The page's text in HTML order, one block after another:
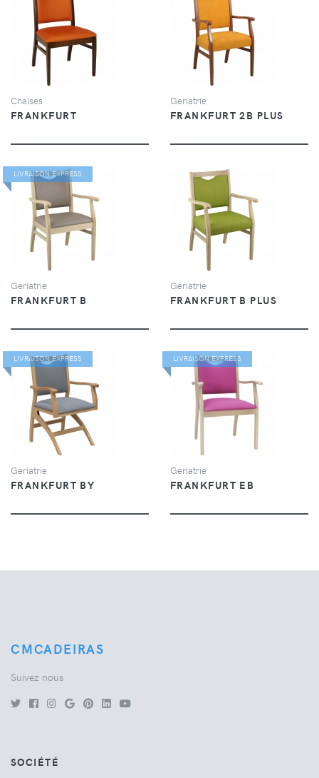
VUE
Chaises
FRANKFURT
VUE
Geriatrie
FRANKFURT 2B PLUS
LIVRAISON EXPRESS
VUE
Geriatrie
FRANKFURT B
VUE
Geriatrie
FRANKFURT B PLUS
LIVRAISON EXPRESS
VUE
Geriatrie
FRANKFURT BY
LIVRAISON EXPRESS
VUE
Geriatrie
FRANKFURT EB
CMCADEIRAS
Suivez nous
SOCIÉTÉ